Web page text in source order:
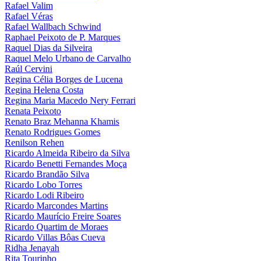
Rafael Valim
Rafael Véras
Rafael Wallbach Schwind
Raphael Peixoto de P. Marques
Raquel Dias da Silveira
Raquel Melo Urbano de Carvalho
Raúl Cervini
Regina Célia Borges de Lucena
Regina Helena Costa
Regina Maria Macedo Nery Ferrari
Renata Peixoto
Renato Braz Mehanna Khamis
Renato Rodrigues Gomes
Renilson Rehen
Ricardo Almeida Ribeiro da Silva
Ricardo Benetti Fernandes Moça
Ricardo Brandão Silva
Ricardo Lobo Torres
Ricardo Lodi Ribeiro
Ricardo Marcondes Martins
Ricardo Maurício Freire Soares
Ricardo Quartim de Moraes
Ricardo Villas Bôas Cueva
Ridha Jenayah
Rita Tourinho